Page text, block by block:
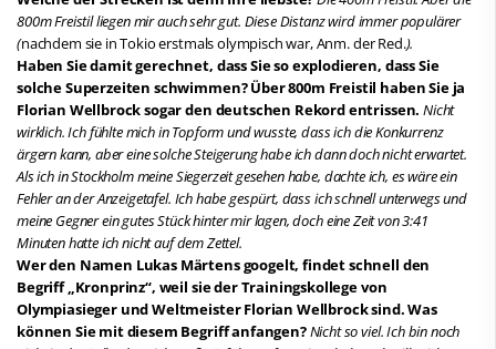
800m Freistil liegen mir auch sehr gut. Diese Distanz wird immer populärer
(nachdem sie in Tokio erstmals olympisch war, Anm. der Red.).
Haben Sie damit gerechnet, dass Sie so explodieren, dass Sie
solche Superzeiten schwimmen? Über 800m Freistil haben Sie ja
Florian Wellbrock sogar den deutschen Rekord entrissen. Nicht
wirklich. Ich fühlte mich in Topform und wusste, dass ich die Konkurrenz
ärgern kann, aber eine solche Steigerung habe ich dann doch nicht erwartet.
Als ich in Stockholm meine Siegerzeit gesehen habe, dachte ich, es wäre ein
Fehler an der Anzeigetafel. Ich habe gespürt, dass ich schnell unterwegs und
meine Gegner ein gutes Stück hinter mir lagen, doch eine Zeit von 3:41
Minuten hatte ich nicht auf dem Zettel.
Wer den Namen Lukas Märtens googelt, findet schnell den
Begriff „Kronprinz“, weil sie der Trainingskollege von
Olympiasieger und Weltmeister Florian Wellbrock sind. Was
können Sie mit diesem Begriff anfangen?Nicht so viel. Ich bin noch